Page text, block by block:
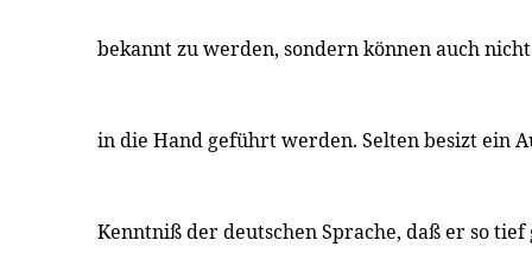
bekannt zu werden, sondern können auch
in die Hand geführt werden. Selten besizt ein
Kenntniß der deutschen Sprache, daß er so